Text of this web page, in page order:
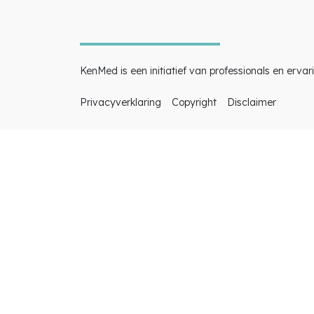
KenMed is een initiatief van professionals en
Privacyverklaring Copyright Disclaimer